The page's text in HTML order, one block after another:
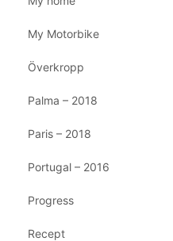
My Motorbike
Överkropp
Palma – 2018
Paris – 2018
Portugal – 2016
Progress
Recept